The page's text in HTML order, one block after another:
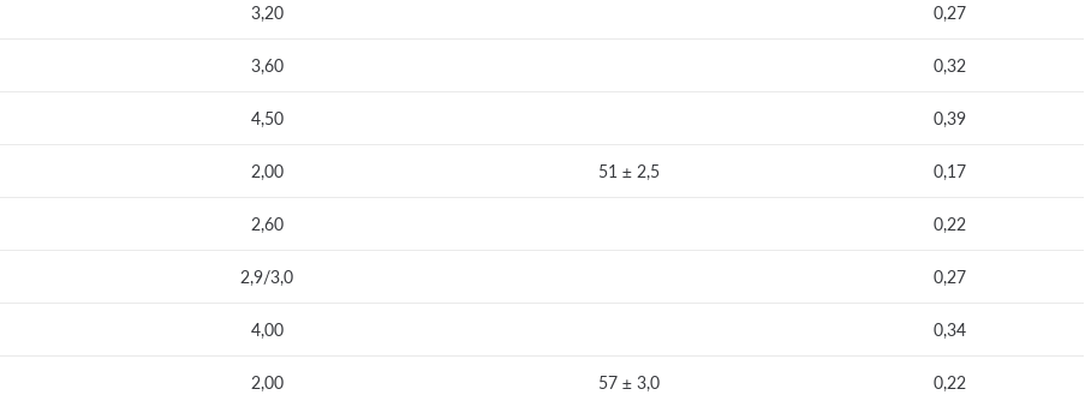
3,20 0,27
3,60 0,32
4,50 0,39
2,00 51 ± 2,5 0,17
2,60 0,22
2,9/3,0 0,27
4,00 0,34
2,00 57 ± 3,0 0,22